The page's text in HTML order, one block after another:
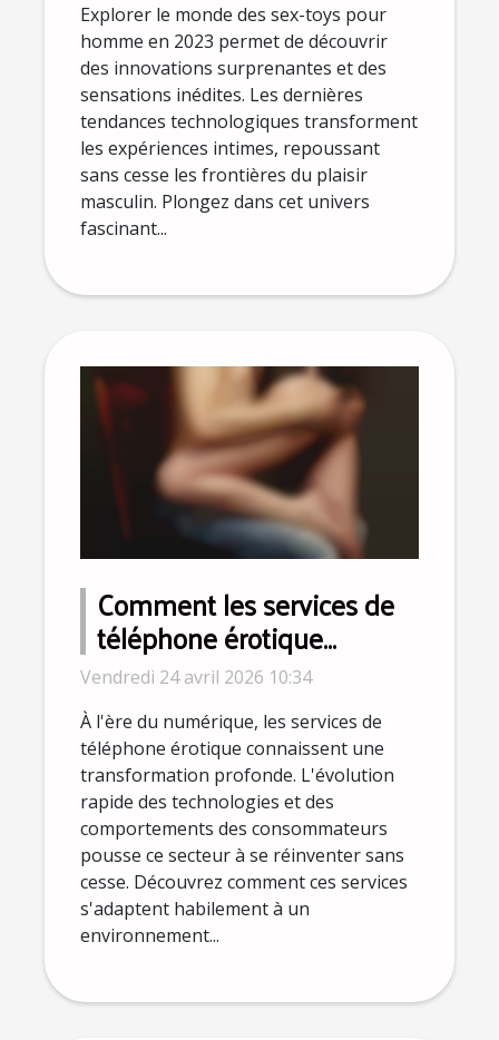
Explorer le monde des sex-toys pour
homme en 2023 permet de découvrir
des innovations surprenantes et des
sensations inédites. Les dernières
tendances technologiques transforment
les expériences intimes, repoussant
sans cesse les frontières du plaisir
masculin. Plongez dans cet univers
fascinant...
Comment les services de
téléphone érotique
s'adaptent à l'ère
numérique ?
Vendredi 24 avril 2026 10:34
À l'ère du numérique, les services de
téléphone érotique connaissent une
transformation profonde. L'évolution
rapide des technologies et des
comportements des consommateurs
pousse ce secteur à se réinventer sans
cesse. Découvrez comment ces services
s'adaptent habilement à un
environnement...